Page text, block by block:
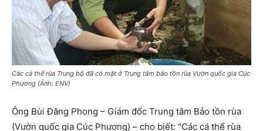
Các cá thể rùa Trung bộ đã có mặt ở Trung tâm bảo tồn rùa Vườn quốc gia Cúc
Phương (Ảnh: ENV)
Ông Bùi Đăng Phong – Giám đốc Trung tâm Bảo tồn rùa
(Vườn quốc gia Cúc Phương) – cho biết: “Các cá thể rùa